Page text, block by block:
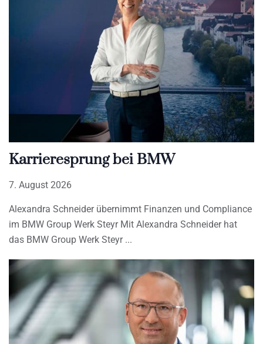
Karrieresprung bei BMW
7. August 2026
Alexandra Schneider übernimmt Finanzen und Compliance
im BMW Group Werk Steyr Mit Alexandra Schneider hat
das BMW Group Werk Steyr